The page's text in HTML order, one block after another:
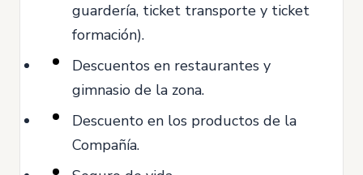
guardería, ticket transporte y ticket
formación).
Descuentos en restaurantes y
gimnasio de la zona.
Descuento en los productos de la
Compañía.